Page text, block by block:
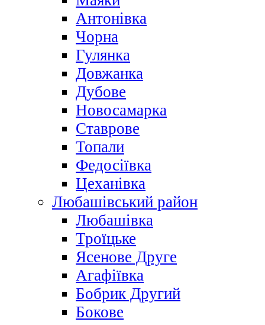
Антонівка
Чорна
Гулянка
Довжанка
Дубове
Новосамарка
Ставрове
Топали
Федосіївка
Цеханівка
Любашівський район
Любашівка
Троїцьке
Ясенове Друге
Агафіївка
Бобрик Другий
Бокове